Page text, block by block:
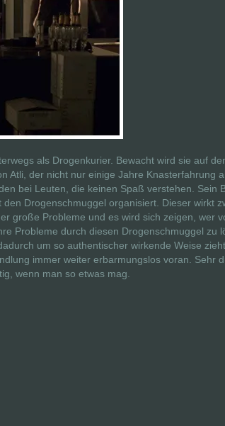
als Drogenkurier. Bewacht wird sie auf
Atli, der nicht nur einige Jahre Knasterfahrung
bei Leuten, die keinen Spaß verstehen. Sein
Drogenschmuggel organisiert. Dieser wirkt
große Probleme und es wird sich zeigen, wer
Probleme durch diesen Drogenschmuggel zu
um so authentischer wirkende Weise
immer weiter erbarmungslos voran. Sehr
wenn man so etwas mag.